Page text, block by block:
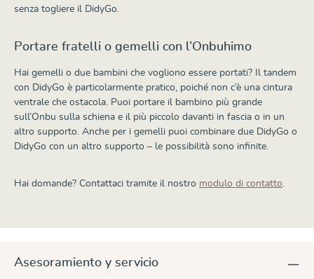
senza togliere il DidyGo.
Portare fratelli o gemelli con l’Onbuhimo
Hai gemelli o due bambini che vogliono essere portati? Il tandem
con DidyGo è particolarmente pratico, poiché non c’è una cintura
ventrale che ostacola. Puoi portare il bambino più grande
sull’Onbu sulla schiena e il più piccolo davanti in fascia o in un
altro supporto. Anche per i gemelli puoi combinare due DidyGo o
DidyGo con un altro supporto – le possibilità sono infinite.
Hai domande? Contattaci tramite il nostro modulo di contatto.
Asesoramiento y servicio